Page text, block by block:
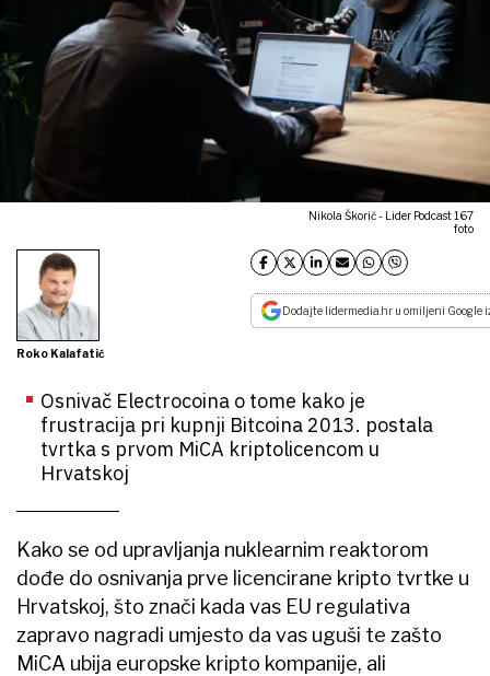
Nikola Škorić - Lider Podcast 167
foto
Roko Kalafatić
Dodajte lidermedia.hr u omiljeni Google
Osnivač Electrocoina o tome kako je
frustracija pri kupnji Bitcoina 2013. postala
tvrtka s prvom MiCA kriptolicencom u
Hrvatskoj
Kako se od upravljanja nuklearnim reaktorom
dođe do osnivanja prve licencirane kripto tvrtke u
Hrvatskoj, što znači kada vas EU regulativa
zapravo nagradi umjesto da vas uguši te zašto
MiCA ubija europske kripto kompanije, ali